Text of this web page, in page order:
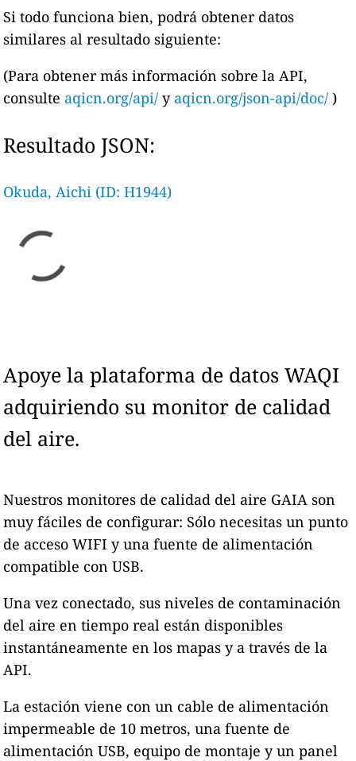
Si todo funciona bien, podrá obtener datos
similares al resultado siguiente:
(Para obtener más información sobre la API,
consulte aqicn.org/api/ y aqicn.org/json-api/doc/ )
Resultado JSON:
Okuda, Aichi (ID: H1944)
Apoye la plataforma de datos WAQI
adquiriendo su monitor de calidad
del aire.
Nuestros monitores de calidad del aire GAIA son
muy fáciles de configurar: Sólo necesitas un punto
de acceso WIFI y una fuente de alimentación
compatible con USB.
Una vez conectado, sus niveles de contaminación
del aire en tiempo real están disponibles
instantáneamente en los mapas y a través de la
API.
La estación viene con un cable de alimentación
impermeable de 10 metros, una fuente de
alimentación USB, equipo de montaje y un panel